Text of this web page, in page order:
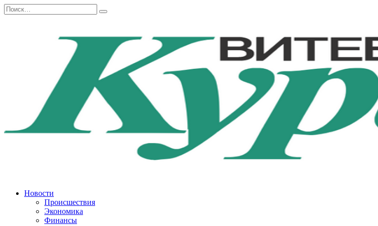
Перейти
к
Search
for:
Новости
Происшествия
Экономика
Финансы